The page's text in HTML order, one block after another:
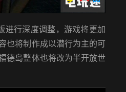
行深度调整，游戏将更加
也将制作成以潜行为主的可
德岛整体也将改为半开放世